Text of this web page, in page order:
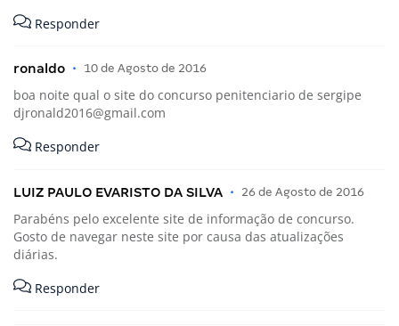
Responder
ronaldo • 10 de Agosto de 2016
boa noite qual o site do concurso penitenciario de sergipe
djronald2016@gmail.com
Responder
LUIZ PAULO EVARISTO DA SILVA • 26 de Agosto de 2016
Parabéns pelo excelente site de informação de concurso.
Gosto de navegar neste site por causa das atualizações
diárias.
Responder